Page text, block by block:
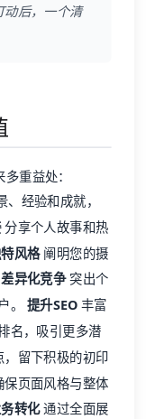
动后，一个清
重益处：
经验和成就，
分享个人故事和热
风格阐明您的摄
差异化竞争突出个
。提升SEO 丰富
名，吸引更多潜
留下积极的初印
保页面风格与整体
转化通过全面展